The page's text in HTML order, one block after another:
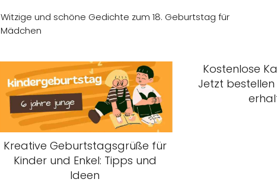
Witzige und schöne Gedichte zum 18. Geburtstag für
Mädchen
Kreative Geburtstagsgrüße für
Kinder und Enkel: Tipps und
Ideen
Kostenlose
Jetzt